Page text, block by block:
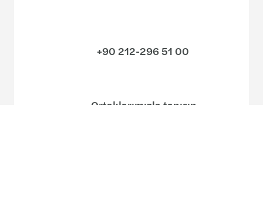
+90 212-296 51 00
Ortaklarımızla tanışın